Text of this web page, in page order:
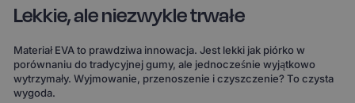
Lekkie, ale niezwykle trwałe
Materiał EVA to prawdziwa innowacja. Jest lekki jak piórko w
porównaniu do tradycyjnej gumy, ale jednocześnie wyjątkowo
wytrzymały. Wyjmowanie, przenoszenie i czyszczenie? To czysta
wygoda.